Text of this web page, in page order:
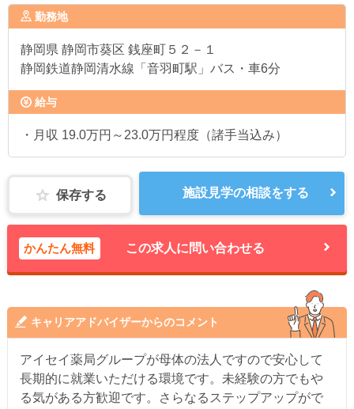
勤務地
静岡県 静岡市葵区 銭座町５２－１
静岡鉄道静岡清水線「音羽町駅」バス・車6分
給与
・月収 19.0万円～23.0万円程度（諸手当込み）
保存する 施設見学の相談をする
かんたん無料 この求人に問い合わせる
キャリアアドバイザーからのコメント
アイセイ薬局グループが母体の法人ですので安心して
長期的に就業いただける環境です。未経験の方でもや
る気がある方歓迎です。さらなるステップアップがで